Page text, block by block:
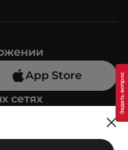
App Store
сетях